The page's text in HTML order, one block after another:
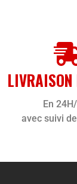
LIVRAISON
En
avec suivi